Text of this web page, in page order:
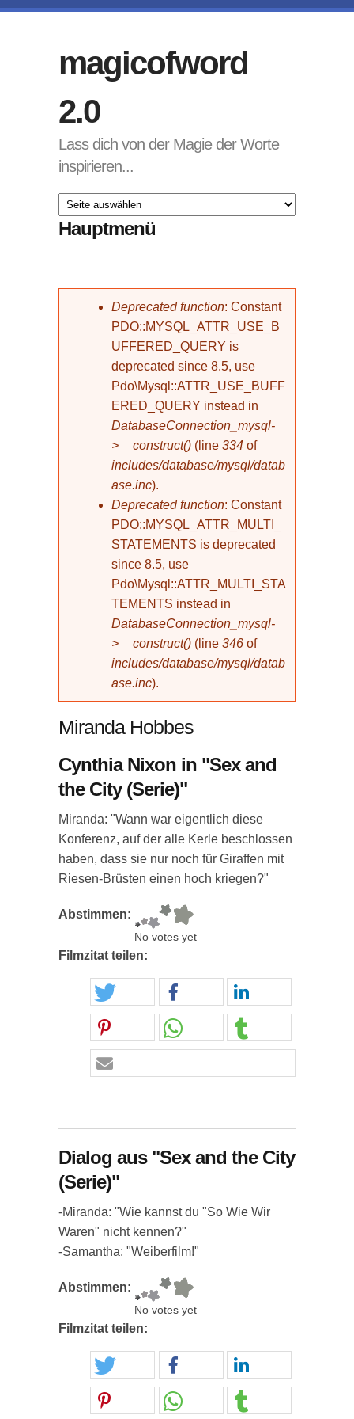
magicofword
2.0
Lass dich von der Magie der Worte
inspirieren...
Hauptmenü
Fehlermeldung
Deprecated function: Constant
PDO::MYSQL_ATTR_USE_B
UFFERED_QUERY is
deprecated since 8.5, use
Pdo\Mysql::ATTR_USE_BUFF
ERED_QUERY instead in
DatabaseConnection_mysql-
>__construct() (line 334 of
includes/database/mysql/datab
ase.inc).
Deprecated function: Constant
PDO::MYSQL_ATTR_MULTI_
STATEMENTS is deprecated
since 8.5, use
Pdo\Mysql::ATTR_MULTI_STA
TEMENTS instead in
DatabaseConnection_mysql-
>__construct() (line 346 of
includes/database/mysql/datab
ase.inc).
Miranda Hobbes
Cynthia Nixon in "Sex and
the City (Serie)"
Miranda: "Wann war eigentlich diese
Konferenz, auf der alle Kerle beschlossen
haben, dass sie nur noch für Giraffen mit
Riesen-Brüsten einen hoch kriegen?"
Abstimmen:
No votes yet
Filmzitat teilen:
Dialog aus "Sex and the City
(Serie)"
-Miranda: "Wie kannst du "So Wie Wir
Waren" nicht kennen?"
-Samantha: "Weiberfilm!"
Abstimmen:
No votes yet
Filmzitat teilen: